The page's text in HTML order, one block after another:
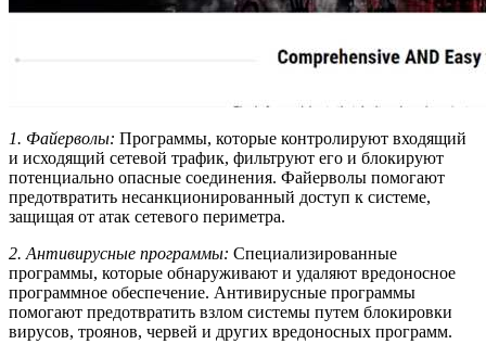
1. Файерволы: Программы, которые контролируют входящий
и исходящий сетевой трафик, фильтруют его и блокируют
потенциально опасные соединения. Файерволы помогают
предотвратить несанкционированный доступ к системе,
защищая от атак сетевого периметра.
2. Антивирусные программы: Специализированные
программы, которые обнаруживают и удаляют вредоносное
программное обеспечение. Антивирусные программы
помогают предотвратить взлом системы путем блокировки
вирусов, троянов, червей и других вредоносных программ.